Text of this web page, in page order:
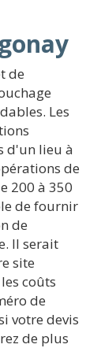
de
Les
d'un lieu à
de
200 à 350
de fournir
de
Il serait
site
coûts
de
votre devis
de plus